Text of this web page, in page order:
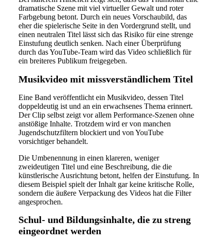
dramatische Szene mit viel virtueller Gewalt und roter
Farbgebung betont. Durch ein neues Vorschaubild, das
eher die spielerische Seite in den Vordergrund stellt, und
einen neutralen Titel lässt sich das Risiko für eine strenge
Einstufung deutlich senken. Nach einer Überprüfung
durch das YouTube-Team wird das Video schließlich für
ein breiteres Publikum freigegeben.
Musikvideo mit missverständlichem Titel
Eine Band veröffentlicht ein Musikvideo, dessen Titel
doppeldeutig ist und an ein erwachsenes Thema erinnert.
Der Clip selbst zeigt vor allem Performance-Szenen ohne
anstößige Inhalte. Trotzdem wird er von manchen
Jugendschutzfiltern blockiert und von YouTube
vorsichtiger behandelt.
Die Umbenennung in einen klareren, weniger
zweideutigen Titel und eine Beschreibung, die die
künstlerische Ausrichtung betont, helfen der Einstufung. In
diesem Beispiel spielt der Inhalt gar keine kritische Rolle,
sondern die äußere Verpackung des Videos hat die Filter
angesprochen.
Schul- und Bildungsinhalte, die zu streng
eingeordnet werden